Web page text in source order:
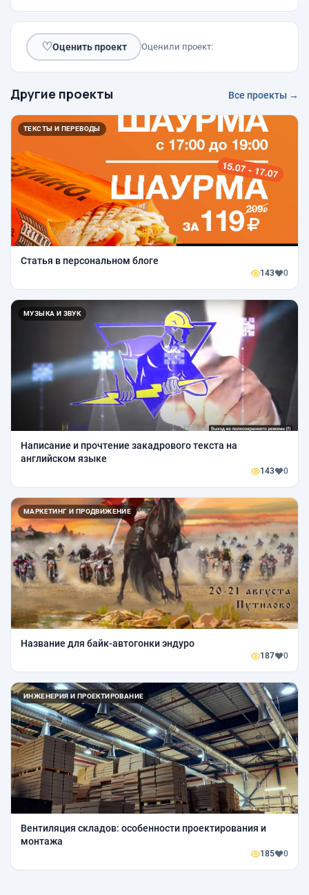
♡Оценить проект Оценили проект:
Другие проекты Все проекты →
ТЕКСТЫ И ПЕРЕВОДЫ
Статья в персональном блоге
143 0
МУЗЫКА И ЗВУК
Написание и прочтение закадрового текста на
английском языке
143 0
МАРКЕТИНГ И ПРОДВИЖЕНИЕ
Название для байк-автогонки эндуро
187 0
ИНЖЕНЕРИЯ И ПРОЕКТИРОВАНИЕ
Вентиляция складов: особенности проектирования и
монтажа
185 0